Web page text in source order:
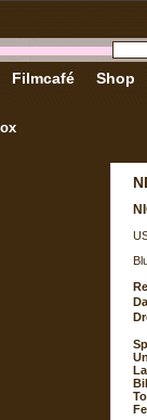
Filmcafé Shop